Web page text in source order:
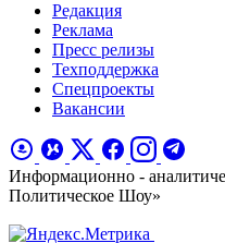
Редакция
Реклама
Пресс релизы
Техподдержка
Спецпроекты
Вакансии
Информационно -
Политическое Шоу»